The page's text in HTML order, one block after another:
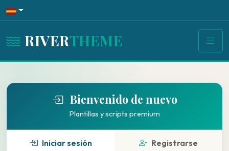
RIVERTHEME
Bienvenido de nuevo
Plantillas y scripts premium
Iniciar sesión Registrarse